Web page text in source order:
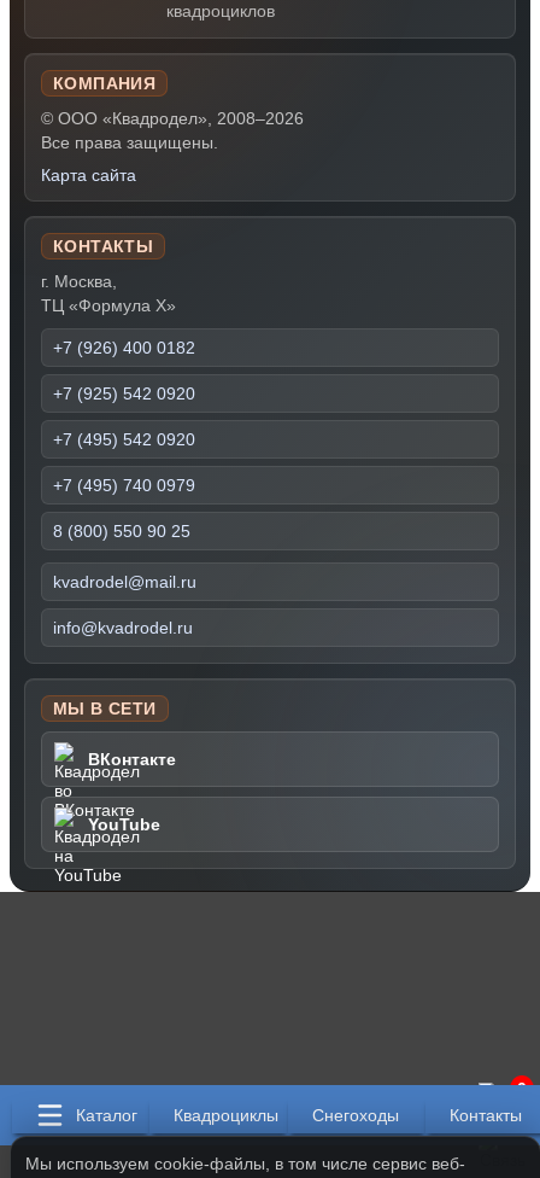
Каталог Квадроциклы Снегоходы Контакты
0
квадроциклов
КОМПАНИЯ
© ООО «Квадродел», 2008–2026
Все права защищены.
Карта сайта
КОНТАКТЫ
г. Москва,
ТЦ «Формула Х»
+7 (926) 400 0182
+7 (925) 542 0920
+7 (495) 542 0920
+7 (495) 740 0979
8 (800) 550 90 25
kvadrodel@mail.ru
info@kvadrodel.ru
МЫ В СЕТИ
ВКонтакте
YouTube
Мы используем cookie-файлы, в том числе сервис веб-